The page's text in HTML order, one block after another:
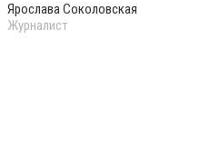
Ярослава Соколовская
Журналист